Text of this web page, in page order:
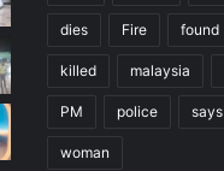
dies Fire found
killed malaysia
PM police says
woman